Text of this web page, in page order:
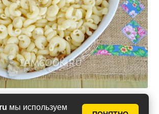
мы используем